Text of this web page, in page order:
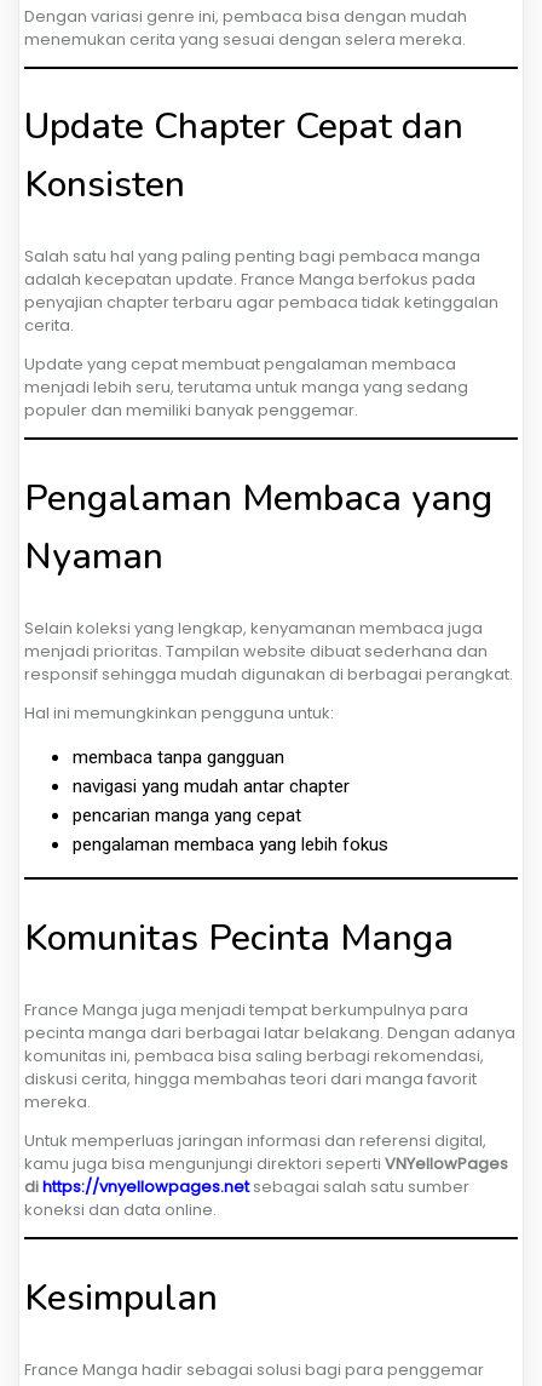
Dengan variasi genre ini, pembaca bisa dengan mudah
menemukan cerita yang sesuai dengan selera mereka.
Update Chapter Cepat dan
Konsisten
Salah satu hal yang paling penting bagi pembaca manga
adalah kecepatan update. France Manga berfokus pada
penyajian chapter terbaru agar pembaca tidak ketinggalan
cerita.
Update yang cepat membuat pengalaman membaca
menjadi lebih seru, terutama untuk manga yang sedang
populer dan memiliki banyak penggemar.
Pengalaman Membaca yang
Nyaman
Selain koleksi yang lengkap, kenyamanan membaca juga
menjadi prioritas. Tampilan website dibuat sederhana dan
responsif sehingga mudah digunakan di berbagai perangkat.
Hal ini memungkinkan pengguna untuk:
membaca tanpa gangguan
navigasi yang mudah antar chapter
pencarian manga yang cepat
pengalaman membaca yang lebih fokus
Komunitas Pecinta Manga
France Manga juga menjadi tempat berkumpulnya para
pecinta manga dari berbagai latar belakang. Dengan adanya
komunitas ini, pembaca bisa saling berbagi rekomendasi,
diskusi cerita, hingga membahas teori dari manga favorit
mereka.
Untuk memperluas jaringan informasi dan referensi digital,
kamu juga bisa mengunjungi direktori seperti VNYellowPages
dihttps://vnyellowpages.netsebagai salah satu sumber
koneksi dan data online.
Kesimpulan
France Manga hadir sebagai solusi bagi para penggemar